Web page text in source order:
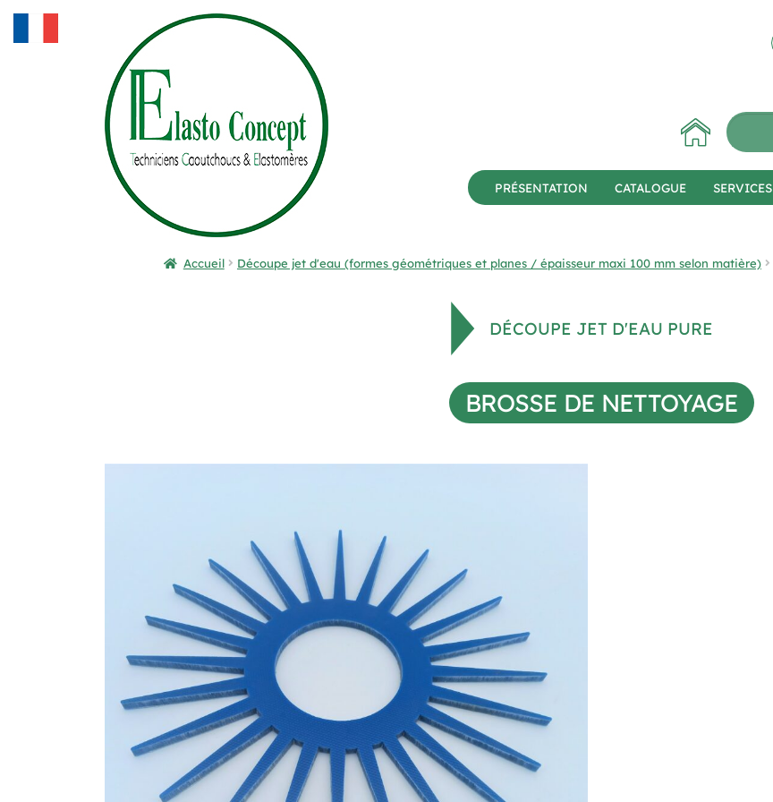
PRÉSENTATION CATALOGUE SERVICES
Accueil Découpe jet d'eau (formes géométriques et planes / épaisseur maxi 100 mm selon matière)
DÉCOUPE JET D'EAU PURE
BROSSE DE NETTOYAGE